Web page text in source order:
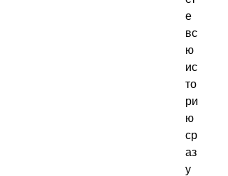
е
вс
ю
ис
то
ри
ю
ср
аз
у